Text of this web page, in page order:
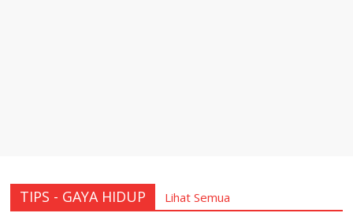
TIPS - GAYA HIDUP Lihat Semua